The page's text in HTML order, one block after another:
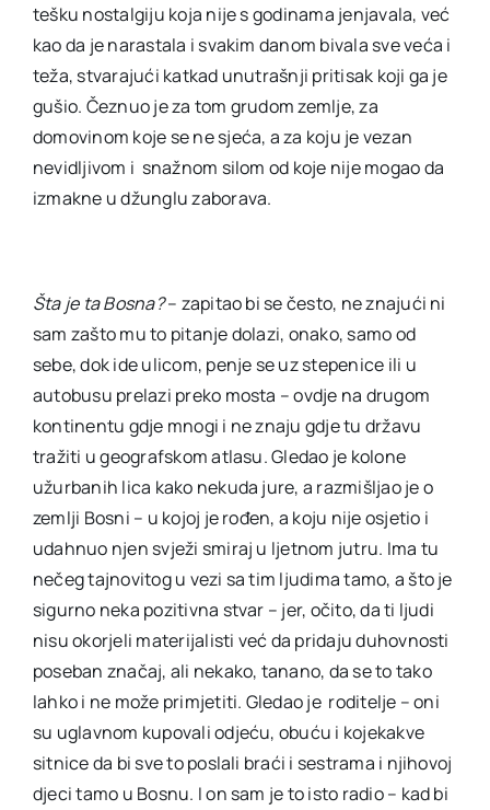
tešku nostalgiju koja nije s godinama jenjavala, već
kao da je narastala i svakim danom bivala sve veća i
teža, stvarajući katkad unutrašnji pritisak koji ga je
gušio. Čeznuo je za tom grudom zemlje, za
domovinom koje se ne sjeća, a za koju je vezan
nevidljivom i snažnom silom od koje nije mogao da
izmakne u džunglu zaborava.
Šta je ta Bosna?– zapitao bi se često, ne znajući ni
sam zašto mu to pitanje dolazi, onako, samo od
sebe, dok ide ulicom, penje se uz stepenice ili u
autobusu prelazi preko mosta – ovdje na drugom
kontinentu gdje mnogi i ne znaju gdje tu državu
tražiti u geografskom atlasu. Gledao je kolone
užurbanih lica kako nekuda jure, a razmišljao je o
zemlji Bosni – u kojoj je rođen, a koju nije osjetio i
udahnuo njen svježi smiraj u ljetnom jutru. Ima tu
nečeg tajnovitog u vezi sa tim ljudima tamo, a što je
sigurno neka pozitivna stvar – jer, očito, da ti ljudi
nisu okorjeli materijalisti već da pridaju duhovnosti
poseban značaj, ali nekako, tanano, da se to tako
lahko i ne može primjetiti. Gledao je roditelje – oni
su uglavnom kupovali odjeću, obuću i kojekakve
sitnice da bi sve to poslali braći i sestrama i njihovoj
djeci tamo u Bosnu. I on sam je to isto radio – kad bi